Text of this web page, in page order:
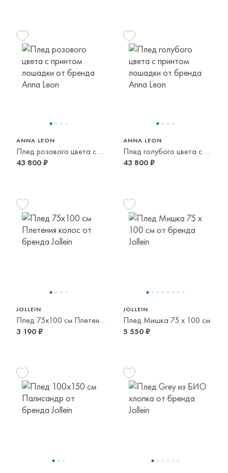
ANNA LEON
Плед розового цвета с принтом лошадки
43 800 ₽
ANNA LEON
Плед голубого цвета с принтом лошадки
43 800 ₽
JOLLEIN
Плед 75x100 см Плетения колос
3 190 ₽
JOLLEIN
Плед Мишка 75 х 100 см
5 550 ₽